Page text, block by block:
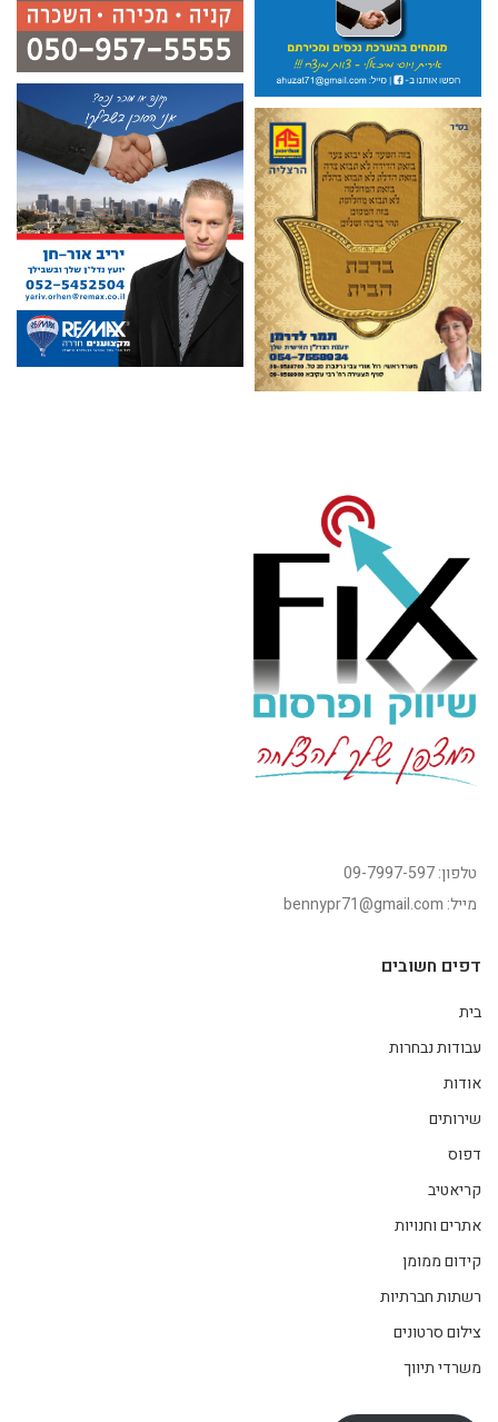
טלפון: 09-7997-597
מייל: bennypr71@gmail.com
דפים חשובים
בית
עבודות נבחרות
אודות
שירותים
דפוס
קריאטיב
אתרים וחנויות
קידום ממומן
רשתות חברתיות
צילום סרטונים
משרדי תיווך